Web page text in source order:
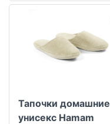
Тапочки домашние
унисекс Hamam